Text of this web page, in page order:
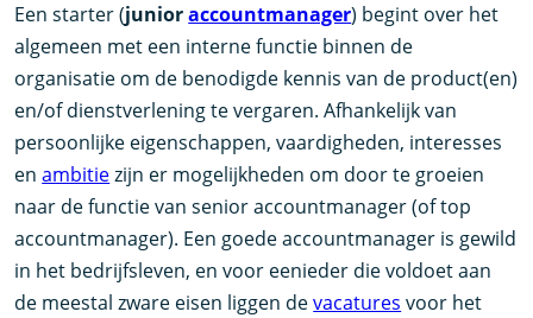
Een starter (junioraccountmanager) begint over het
algemeen met een interne functie binnen de
organisatie om de benodigde kennis van de product(en)
en/of dienstverlening te vergaren. Afhankelijk van
persoonlijke eigenschappen, vaardigheden, interesses
enambitiezijn er mogelijkheden om door te groeien
naar de functie van senior accountmanager (of top
accountmanager). Een goede accountmanager is gewild
in het bedrijfsleven, en voor eenieder die voldoet aan
de meestal zware eisen liggen devacatures voor het